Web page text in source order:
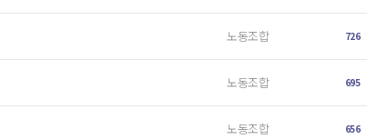
노동조합 726
노동조합 695
노동조합 656